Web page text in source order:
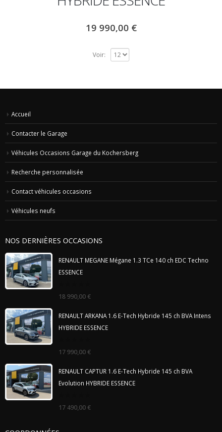
19 990,00 €
Voir:
Accueil
Contacter le Garage
Véhicules Occasions Garage du Kochersberg
Recherche personnalisée
Contact véhicules occasions
Véhicules neufs
NOS DERNIÈRES OCCASIONS
RENAULT MEGANE Mégane 1.3 TCe 140 ch EDC Techno
ESSENCE
out
18 990,00 €
RENAULT ARKANA 1.6 E-Tech Hybride 145 ch BVA Intens
HYBRIDE ESSENCE
out
17 990,00 €
RENAULT CAPTUR 1.6 E-Tech Hybride 145 ch BVA
Evolution HYBRIDE ESSENCE
out
17 490,00 €